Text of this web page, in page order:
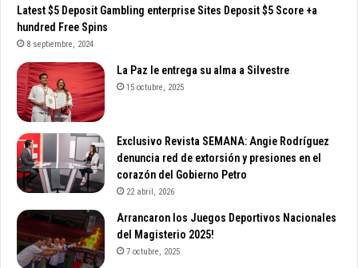
Latest $5 Deposit Gambling enterprise Sites Deposit $5 Score +a
hundred Free Spins
8 septiembre, 2024
La Paz le entrega su alma a Silvestre
15 octubre, 2025
Exclusivo Revista SEMANA: Angie Rodríguez
denuncia red de extorsión y presiones en el
corazón del Gobierno Petro
22 abril, 2026
Arrancaron los Juegos Deportivos Nacionales
del Magisterio 2025!
7 octubre, 2025